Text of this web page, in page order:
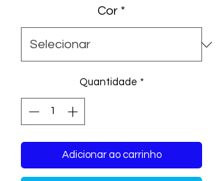
Cor *
Quantidade *
Adicionar ao carrinho